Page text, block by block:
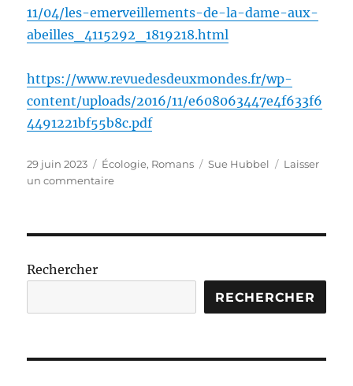
11/04/les-emerveillements-de-la-dame-aux-
abeilles_4115292_1819218.html
https://www.revuedesdeuxmondes.fr/wp-
content/uploads/2016/11/e608063447e4f633f6
4491221bf55b8c.pdf
Publié
le
29 juin 2023 Catégories
Écologie, Romans Étiquettes
Sue Hubbel
Laisser
un commentairesur
Rechercher
RECHERCHER